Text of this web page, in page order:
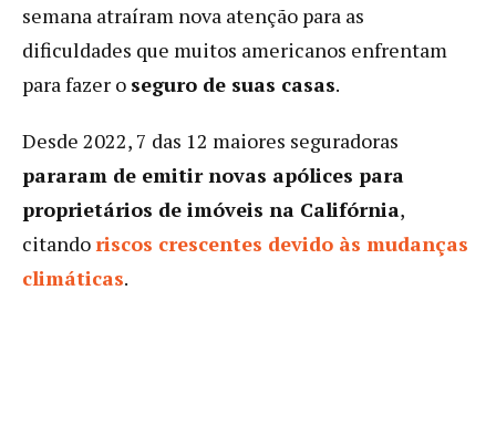
semana atraíram nova atenção para as
dificuldades que muitos americanos enfrentam
para fazer o seguro de suas casas.
Desde 2022, 7 das 12 maiores seguradoras
pararam de emitir novas apólices para
proprietários de imóveis na Califórnia,
citandoriscos crescentes devido às mudanças
climáticas.